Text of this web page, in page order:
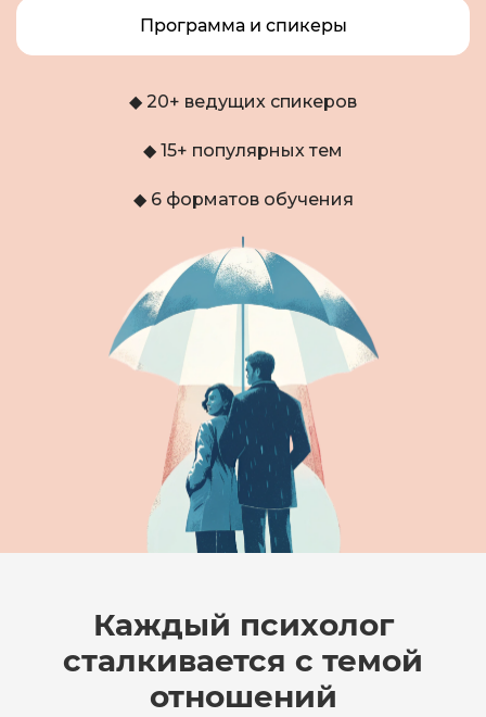
Программа и спикеры
◆ 20+ ведущих спикеров
◆ 15+ популярных тем
◆ 6 форматов обучения
Каждый психолог
сталкивается с темой
отношений